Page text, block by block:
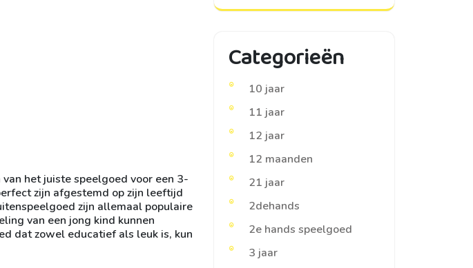
het juiste speelgoed voor een 3-
zijn afgestemd op zijn leeftijd
zijn allemaal populaire
van een jong kind kunnen
dat zowel educatief als leuk is, kun
Categorieën
10 jaar
11 jaar
12 jaar
12 maanden
21 jaar
2dehands
2e hands speelgoed
3 jaar